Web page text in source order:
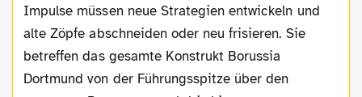
Impulse müssen neue Strategien entwickeln und
alte Zöpfe abschneiden oder neu frisieren. Sie
betreffen das gesamte Konstrukt Borussia
Dortmund von der Führungsspitze über den